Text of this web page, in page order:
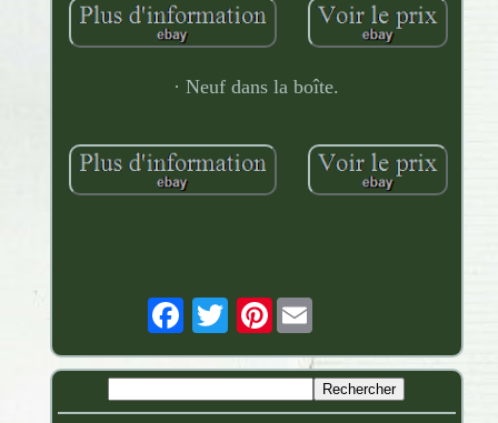
· Neuf dans la boîte.
Pinterest